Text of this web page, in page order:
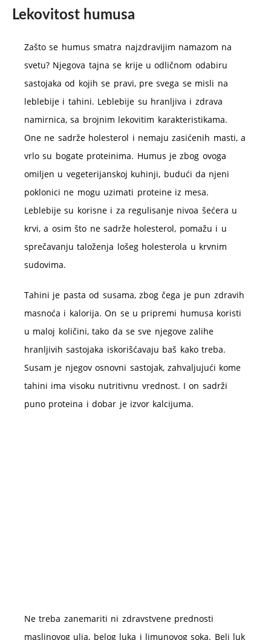
Lekovitost humusa
Zašto se humus smatra najzdravijim namazom na
svetu? Njegova tajna se krije u odličnom odabiru
sastojaka od kojih se pravi, pre svega se misli na
leblebije i tahini. Leblebije su hranljiva i zdrava
namirnica, sa brojnim lekovitim karakteristikama.
One ne sadrže holesterol i nemaju zasićenih masti, a
vrlo su bogate proteinima. Humus je zbog ovoga
omiljen u vegeterijanskoj kuhinji, budući da njeni
poklonici ne mogu uzimati proteine iz mesa.
Leblebije su korisne i za regulisanje nivoa šećera u
krvi, a osim što ne sadrže holesterol, pomažu i u
sprečavanju taloženja lošeg holesterola u krvnim
sudovima.
Tahini je pasta od susama, zbog čega je pun zdravih
masnoća i kalorija. On se u pripremi humusa koristi
u maloj količini, tako da se sve njegove zalihe
hranljivih sastojaka iskorišćavaju baš kako treba.
Susam je njegov osnovni sastojak, zahvaljujući kome
tahini ima visoku nutritivnu vrednost. I on sadrži
puno proteina i dobar je izvor kalcijuma.
Ne treba zanemariti ni zdravstvene prednosti
maslinovog ulja, belog luka i limunovog soka. Beli luk